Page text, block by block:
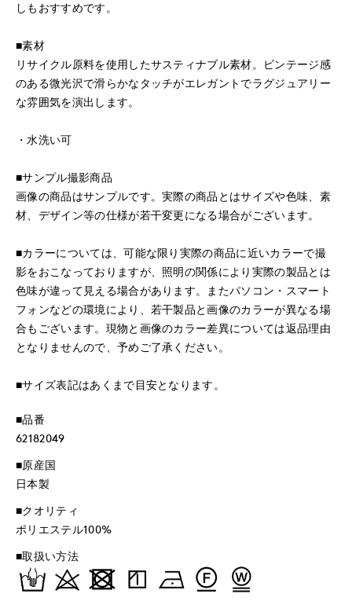
しもおすすめです。
■素材
リサイクル原料を使用したサスティナブル素材。ビンテージ感
のある微光沢で滑らかなタッチがエレガントでラグジュアリー
な雰囲気を演出します。
・水洗い可
■サンプル撮影商品
画像の商品はサンプルです。実際の商品とはサイズや色味、素
材、デザイン等の仕様が若干変更になる場合がございます。
■カラーについては、可能な限り実際の商品に近いカラーで撮
影をおこなっておりますが、照明の関係により実際の製品とは
色味が違って見える場合があります。またパソコン・スマート
フォンなどの環境により、若干製品と画像のカラーが異なる場
合もございます。現物と画像のカラー差異については返品理由
となりませんので、予めご了承ください。
■サイズ表記はあくまで目安となります。
■品番
62182049
■原産国
日本製
■クオリティ
ポリエステル100%
■取扱い方法